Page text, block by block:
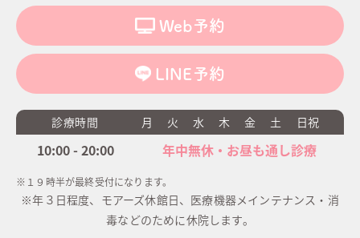
Web予約
LINE予約
診療時間 月 火 水 木 金 土 日祝
10:00 - 20:00 年中無休・お昼も通し診療
※１９時半が最終受付になります。
※年３日程度、モアーズ休館日、医療機器メインテナンス・消
毒などのために休院します。